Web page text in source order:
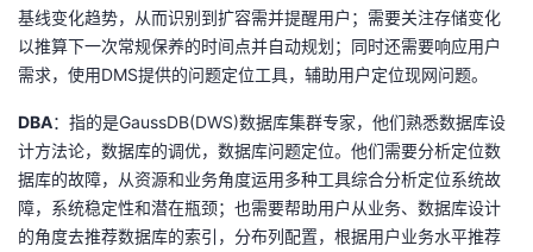
基线变化趋势，从而识别到扩容需并提醒用户；需要关注存储变化
以推算下一次常规保养的时间点并自动规划；同时还需要响应用户
需求，使用DMS提供的问题定位工具，辅助用户定位现网问题。
DBA：指的是GaussDB(DWS)数据库集群专家，他们熟悉数据库设
计方法论，数据库的调优，数据库问题定位。他们需要分析定位数
据库的故障，从资源和业务角度运用多种工具综合分析定位系统故
障，系统稳定性和潜在瓶颈；也需要帮助用户从业务、数据库设计
的角度去推荐数据库的索引，分布列配置，根据用户业务水平推荐